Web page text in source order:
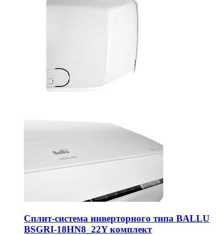
Сплит-система инверторного типа BALLU
BSGRI-18HN8_22Y комплект